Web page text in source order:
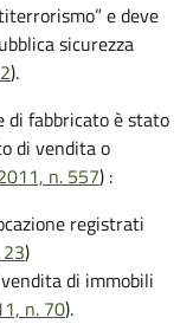
e deve
sicurezza
).
di fabbricato è stato
di vendita o
n. 557) :
registrati
)
di immobili
n. 70).